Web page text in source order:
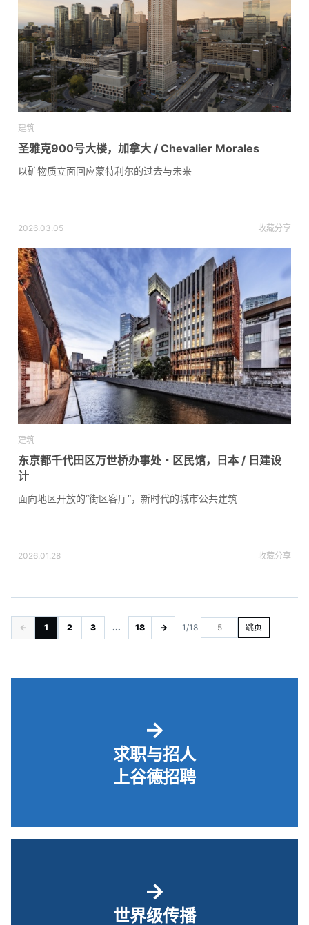
建筑
圣雅克900号大楼，加拿大 / Chevalier Morales
以矿物质立面回应蒙特利尔的过去与未来
2026.03.05 收藏分享
建筑
东京都千代田区万世桥办事处・区民馆，日本 / 日建设
计
面向地区开放的“街区客厅”，新时代的城市公共建筑
2026.01.28 收藏分享
← 1 2 3 ... 18 → 1/18 跳页
→
求职与招人
上谷德招聘
→
世界级传播